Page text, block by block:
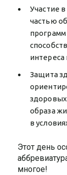
Участие
частью
программ
интереса
Защита
образа
в
Этот день
многое!